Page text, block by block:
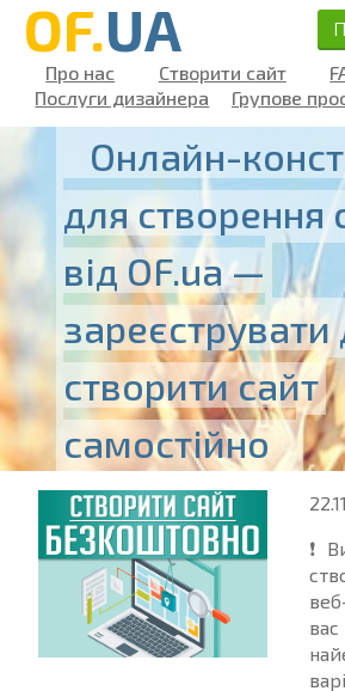
OF.UA
Про нас Створити сайт
Послуги дизайнера
Групове
Онлайн-
для створення
від OF.ua —
створити сайт
самостійно
❗
вас